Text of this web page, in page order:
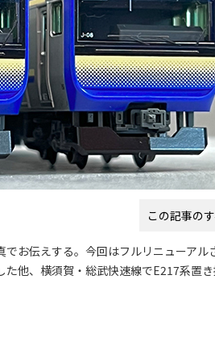
この記事の
お伝えする。今回はフルリニューアル
他、横須賀・総武快速線でE217系置